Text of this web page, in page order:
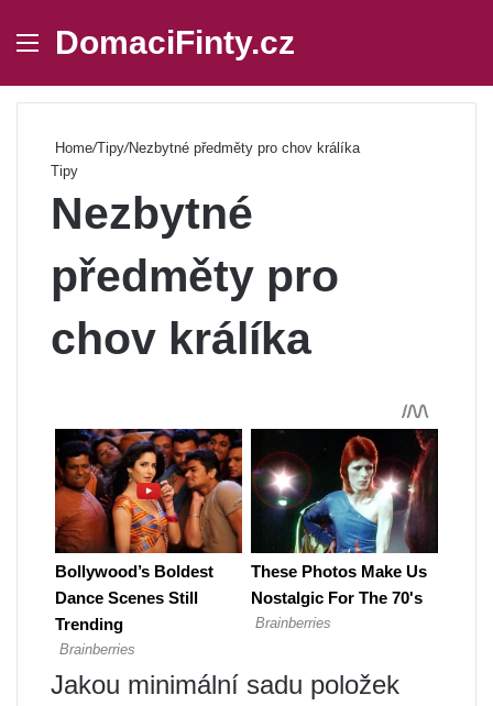
Menu
DomaciFinty.cz
Home/Tipy/Nezbytné předměty pro chov králíka
Tipy
Nezbytné
předměty pro
chov králíka
Jakou minimální sadu položek